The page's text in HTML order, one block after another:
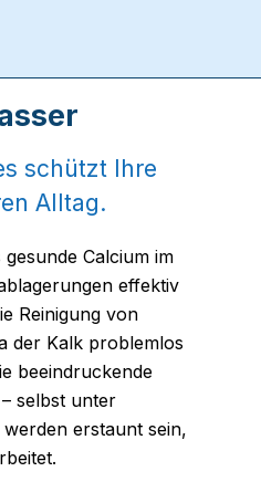
schützt Ihre
Alltag.
Calcium im
effektiv
Reinigung von
der Kalk problemlos
beeindruckende
selbst unter
erstaunt sein,